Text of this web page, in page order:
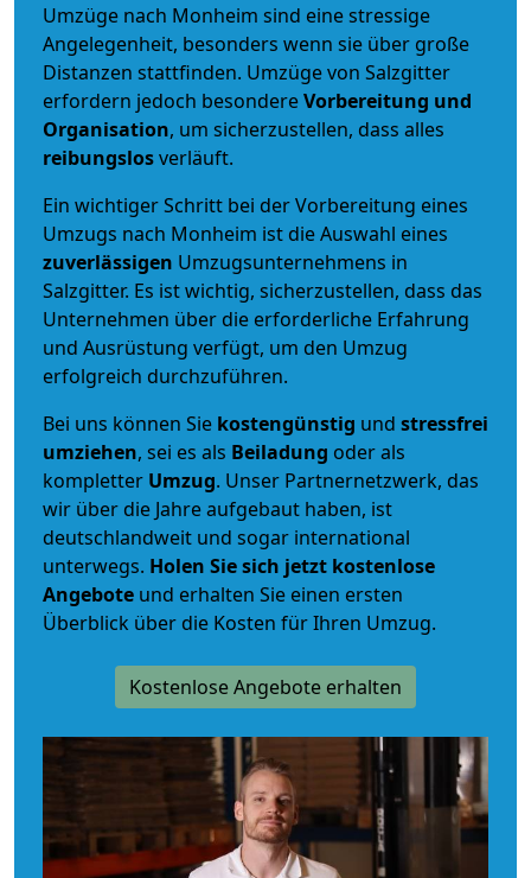
Umzüge nach Monheim sind eine stressige
Angelegenheit, besonders wenn sie über große
Distanzen stattfinden. Umzüge von Salzgitter
erfordern jedoch besondereVorbereitung und
Organisation, um sicherzustellen, dass alles
reibungslosverläuft.
Ein wichtiger Schritt bei der Vorbereitung eines
Umzugs nach Monheim ist die Auswahl eines
zuverlässigen Umzugsunternehmens in
Salzgitter. Es ist wichtig, sicherzustellen, dass das
Unternehmen über die erforderliche Erfahrung
und Ausrüstung verfügt, um den Umzug
erfolgreich durchzuführen.
Bei uns können Sie kostengünstig und stressfrei
umziehen, sei es als Beiladung oder als
kompletter Umzug. Unser Partnernetzwerk, das
wir über die Jahre aufgebaut haben, ist
deutschlandweit und sogar international
unterwegs. Holen Sie sich jetzt kostenlose
Angebote und erhalten Sie einen ersten
Überblick über die Kosten für Ihren Umzug.
Kostenlose Angebote erhalten